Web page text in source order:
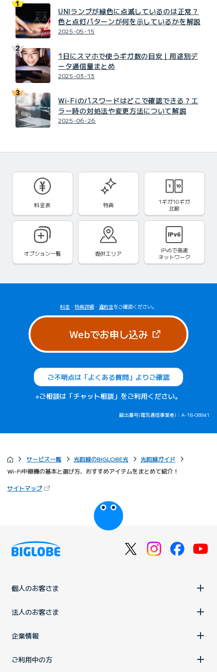
UNIランプが緑色に点滅しているのは正常？
色と点灯パターンが何を示しているかを解説
2025-05-15
1日にスマホで使うギガ数の目安｜用途別デ
ータ通信量まとめ
2025-03-13
Wi-Fiのパスワードはどこで確認できる？エ
ラー時の対処法や変更方法について解説
2025-06-26
料金表 特典
1ギガ10ギガ
比較
オプション一覧 提供エリア IPv6で高速
ネットワーク
料金 ・ 特典詳細 ・ 違約金をご確認ください。
Webでお申し込み（新しいタブ
ご不明点は「よくある質問」よりご確認
※ご相談は「チャット相談」をご利用ください。
届出番号(電気通信事業者)：A-18-08841
サービス一覧 光回線のBIGLOBE光
光回線ガイド
Wi-Fi中継機の基本と選び方、おすすめアイテムをまとめて紹介！
サイトマップ（新しいタブで開きます）
びっぷるのページ
個人のお客さま
法人のお客さま
企業情報
ご利用中の方